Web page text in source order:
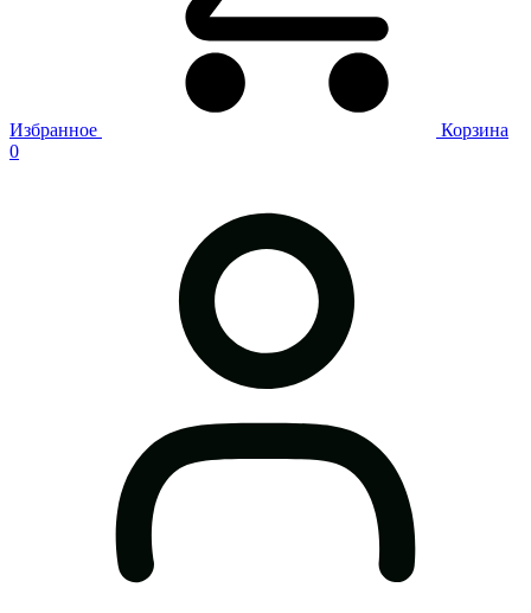
Избранное
Корзина
0